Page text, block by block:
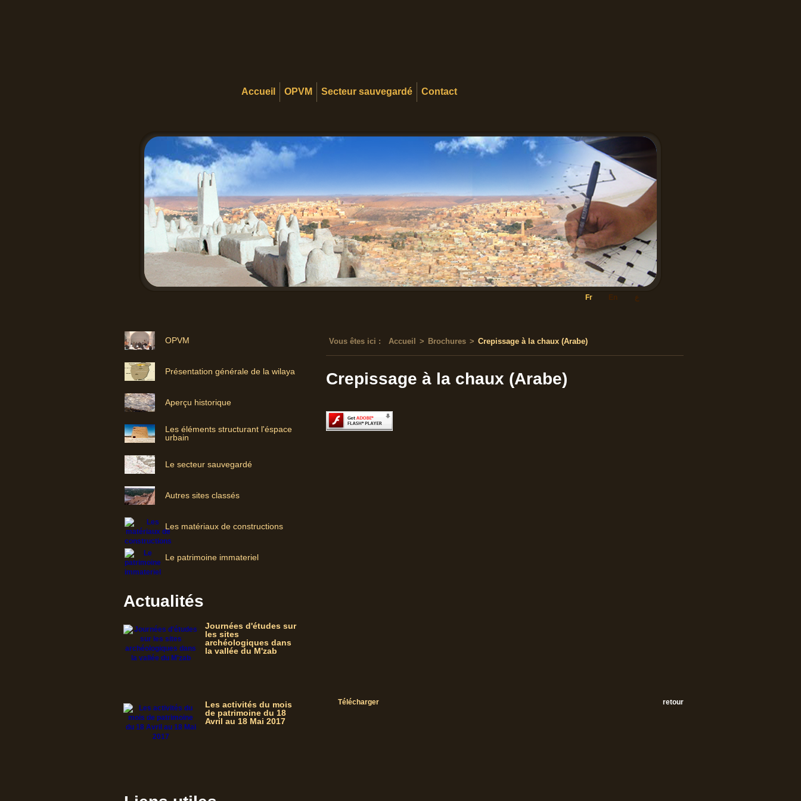
Accueil OPVM Secteur sauvegardé Contact
Fr En ع
OPVM
Présentation générale de la wilaya
Aperçu historique
Les éléments structurant l'éspace
urbain
Le secteur sauvegardé
Autres sites classés
Les matériaux de constructions
Le patrimoine immateriel
Actualités
Journées d'études sur
les sites
archéologiques dans
la vallée du M'zab
Les activités du mois
de patrimoine du 18
Avril au 18 Mai 2017
Vous êtes ici : Accueil > Brochures > Crepissage à la chaux (Arabe)
Crepissage à la chaux (Arabe)
Télécharger retour